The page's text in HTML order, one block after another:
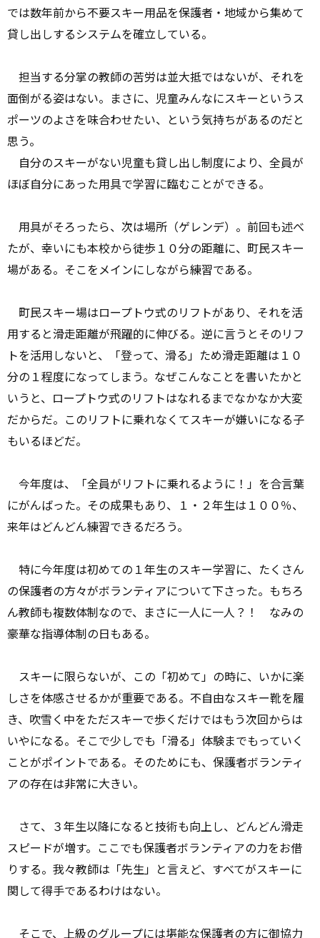
では数年前から不要スキー用品を保護者・地域から集めて
貸し出しするシステムを確立している。
担当する分掌の教師の苦労は並大抵ではないが、それを
面倒がる姿はない。まさに、児童みんなにスキーというス
ポーツのよさを味合わせたい、という気持ちがあるのだと
思う。
自分のスキーがない児童も貸し出し制度により、全員が
ほぼ自分にあった用具で学習に臨むことができる。
用具がそろったら、次は場所（ゲレンデ）。前回も述べ
たが、幸いにも本校から徒歩１０分の距離に、町民スキー
場がある。そこをメインにしながら練習である。
町民スキー場はロープトウ式のリフトがあり、それを活
用すると滑走距離が飛躍的に伸びる。逆に言うとそのリフ
トを活用しないと、「登って、滑る」ため滑走距離は１０
分の１程度になってしまう。なぜこんなことを書いたかと
いうと、ロープトウ式のリフトはなれるまでなかなか大変
だからだ。このリフトに乗れなくてスキーが嫌いになる子
もいるほどだ。
今年度は、「全員がリフトに乗れるように！」を合言葉
にがんばった。その成果もあり、１・２年生は１００％、
来年はどんどん練習できるだろう。
特に今年度は初めての１年生のスキー学習に、たくさん
の保護者の方々がボランティアについて下さった。もちろ
ん教師も複数体制なので、まさに一人に一人？！ なみの
豪華な指導体制の日もある。
スキーに限らないが、この「初めて」の時に、いかに楽
しさを体感させるかが重要である。不自由なスキー靴を履
き、吹雪く中をただスキーで歩くだけではもう次回からは
いやになる。そこで少しでも「滑る」体験までもっていく
ことがポイントである。そのためにも、保護者ボランティ
アの存在は非常に大きい。
さて、３年生以降になると技術も向上し、どんどん滑走
スピードが増す。ここでも保護者ボランティアの力をお借
りする。我々教師は「先生」と言えど、すべてがスキーに
関して得手であるわけはない。
そこで、上級のグループには堪能な保護者の方に御協力